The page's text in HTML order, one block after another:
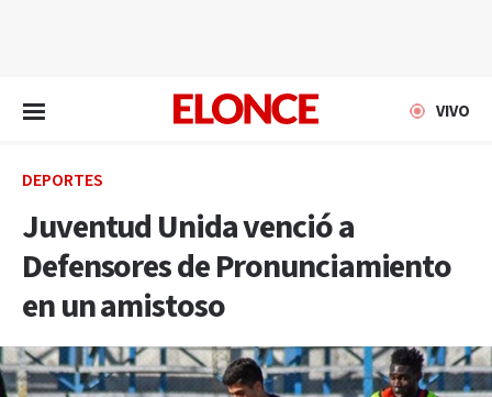
VIVO
DEPORTES
Juventud Unida venció a
Defensores de Pronunciamiento
en un amistoso